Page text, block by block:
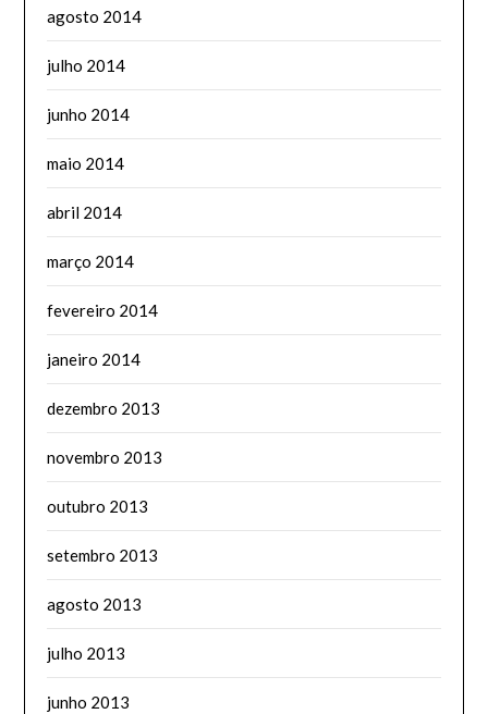
agosto 2014
julho 2014
junho 2014
maio 2014
abril 2014
março 2014
fevereiro 2014
janeiro 2014
dezembro 2013
novembro 2013
outubro 2013
setembro 2013
agosto 2013
julho 2013
junho 2013